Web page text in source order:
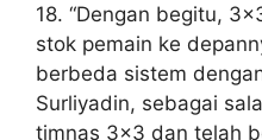
18. “Dengan begitu,
stok pemain ke
berbeda sistem
Surliyadin, sebagai
timnas 3×3 dan telah